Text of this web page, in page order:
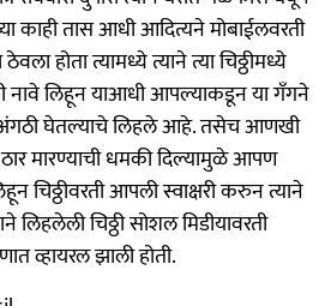
काही तास आधी आदित्यने मोबाईलवरती
होता त्यामध्ये त्याने त्या चिठ्ठीमध्ये
नावे लिहून याआधी आपल्याकडून या गँगने
अंगठी घेतल्याचे लिहले आहे. तसेच आणखी
मारण्याची धमकी दिल्यामुळे आपण
आपली स्वाक्षरी करुन त्याने
चिठ्ठी सोशल मिडीयावरती
व्हायरल झाली होती.